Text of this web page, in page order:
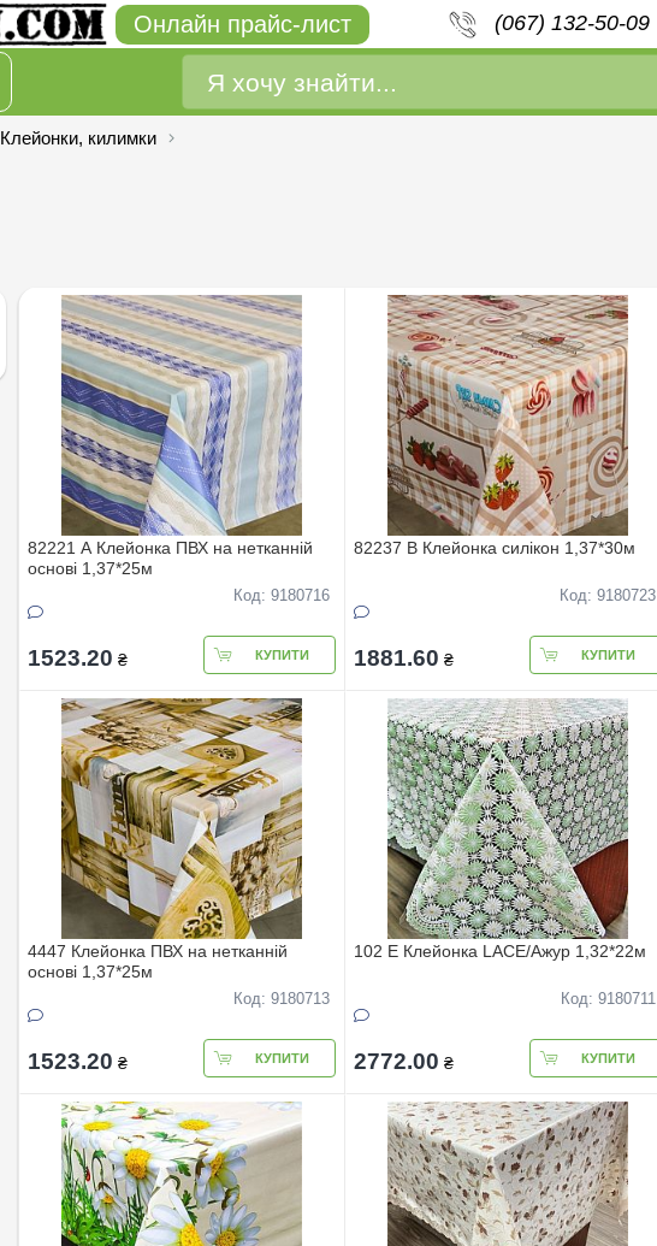
Онлайн прайс-лист (067) 132-50-09
Клейонки, килимки
82221 A Клейонка ПВХ на нетканнiй
основi 1,37*25м
Код: 9180716
1523.20 ₴ КУПИТИ
82237 B Клейонка силiкон 1,37*30м
Код: 9180723
1881.60 ₴ КУПИТИ
4447 Клейонка ПВХ на нетканнiй
основi 1,37*25м
Код: 9180713
1523.20 ₴ КУПИТИ
102 Е Клейонка LACE/Ажур 1,32*22м
Код: 9180711
2772.00 ₴ КУПИТИ